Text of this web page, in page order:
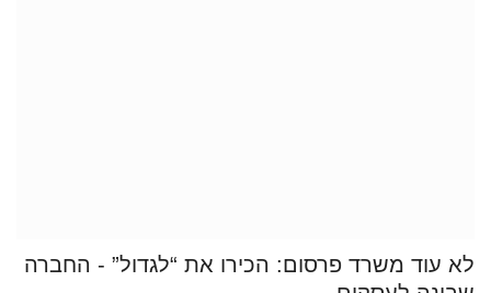
לא עוד משרד פרסום: הכירו את “לגדול” - החברה